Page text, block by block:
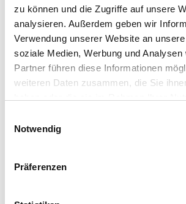
zu können und die Zugriffe auf unsere
analysieren. Außerdem geben wir
Verwendung unserer Website an
soziale Medien, Werbung und Analysen
Partner führen diese Informationen
weiteren Daten zusammen, die Sie
Notwendig
Präferenzen
Belegungskalender
Anzahl Reisende auswählen
Sie bekommen Verfügbarkeit